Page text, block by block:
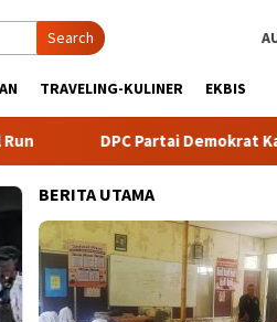
Search
TRAVELING-KULINER EKBIS
DPC Partai Demokrat Kabupaten
BERITA UTAMA